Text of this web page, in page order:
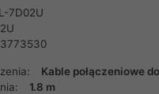
7D02U
Kable połączeniowe
1.8 m